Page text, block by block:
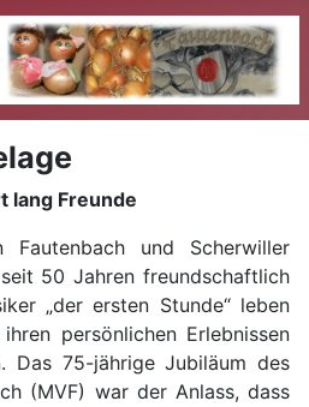
lang Freunde
Fautenbach und Scherwiller
50 Jahren freundschaftlich
„der ersten Stunde“ leben
persönlichen Erlebnissen
Das 75-jährige Jubiläum des
(MVF) war der Anlass, dass